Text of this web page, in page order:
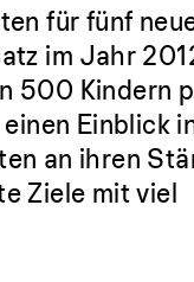
für fünf
im Jahr
500 Kindern
Einblick
an ihren
Ziele mit viel